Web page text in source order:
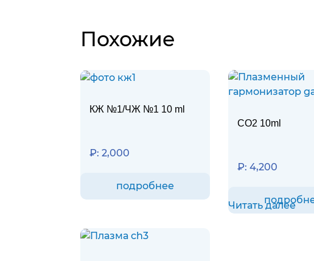
Похожие
КЖ №1/ЧЖ №1 10 ml
₽: 2,000
подробнее
CO2 10ml
₽:4,200
Читать далее